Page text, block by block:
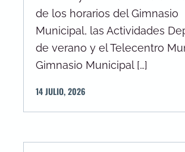
de los horarios del Gimnasio
Municipal, las Actividades
de verano y el Telecentro
Gimnasio Municipal […]
14 JULIO,2026